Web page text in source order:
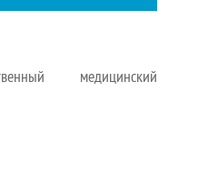
медицинский